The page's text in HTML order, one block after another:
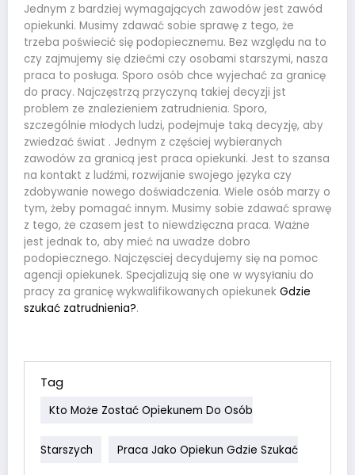
Jednym z bardziej wymagających zawodów jest zawód
opiekunki. Musimy zdawać sobie sprawę z tego, że
trzeba poświecić się podopiecznemu. Bez względu na to
czy zajmujemy się dziećmi czy osobami starszymi, nasza
praca to posługa. Sporo osób chce wyjechać za granicę
do pracy. Najczęstrzą przyczyną takiej decyzji jst
problem ze znalezieniem zatrudnienia. Sporo,
szczególnie młodych ludzi, podejmuje taką decyzję, aby
zwiedzać świat . Jednym z częściej wybieranych
zawodów za granicą jest praca opiekunki. Jest to szansa
na kontakt z ludźmi, rozwijanie swojego języka czy
zdobywanie nowego doświadczenia. Wiele osób marzy o
tym, żeby pomagać innym. Musimy sobie zdawać sprawę
z tego, że czasem jest to niewdzięczna praca. Ważne
jest jednak to, aby mieć na uwadze dobro
podopiecznego. Najczęsciej decydujemy się na pomoc
agencji opiekunek. Specjalizują się one w wysyłaniu do
pracy za granicę wykwalifikowanych opiekunek Gdzie
szukać zatrudnienia?.
Tag
Kto Może Zostać Opiekunem Do Osób
Starszych Praca Jako Opiekun Gdzie Szukać